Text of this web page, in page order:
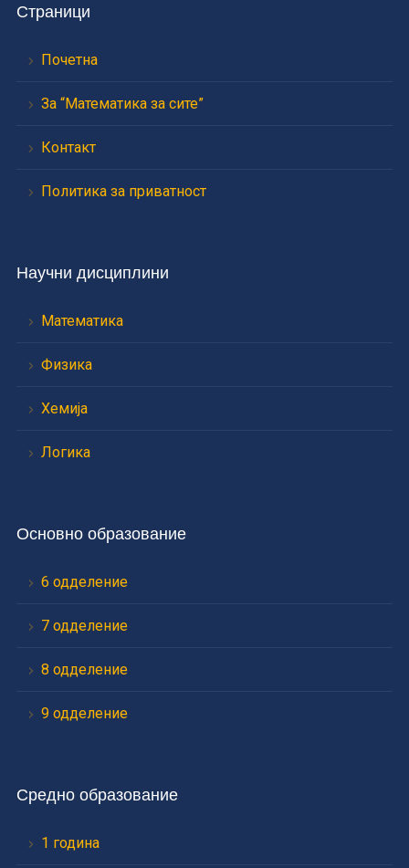
Страници
Почетна
За “Математика за сите”
Контакт
Политика за приватност
Научни дисциплини
Математика
Физика
Хемија
Логика
Основно образование
6 одделение
7 одделение
8 одделение
9 одделение
Средно образование
1 година